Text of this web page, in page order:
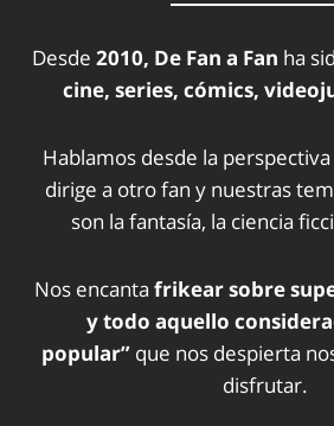
Desde 2010, De Fan a Fan ha
cine, series, cómics,
Hablamos desde la
dirige a otro fan y nuestras
son la fantasía, la ciencia
Nos encanta frikear sobre
y todo aquello
popular” que nos despierta
disfrutar.